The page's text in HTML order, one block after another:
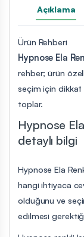
Açıklama
Ürün Rehberi
Hypnose Ela
rehber; ürün
seçim için dikkat
toplar.
Hypnose Ela
detaylı bilgi
Hypnose Ela
hangi ihtiyaca
olduğunu ve
edilmesi